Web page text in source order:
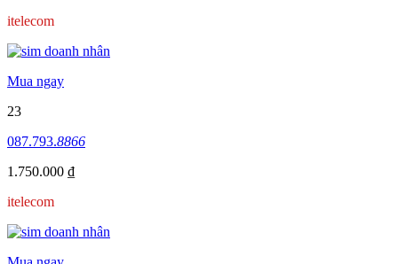
itelecom
Mua ngay
23
087.793.8866
1.750.000 ₫
itelecom